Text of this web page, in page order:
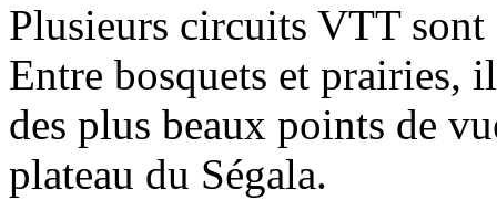
Plusieurs circuits VTT
Entre bosquets et prairies,
des plus beaux points de
plateau du Ségala.